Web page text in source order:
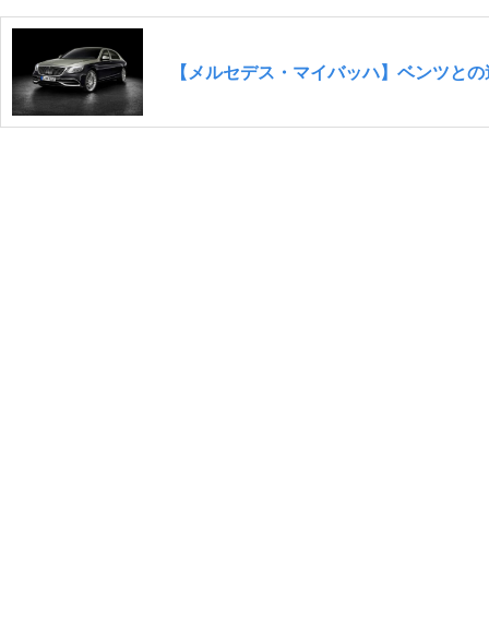
【メルセデス・マイバッハ】ベンツと